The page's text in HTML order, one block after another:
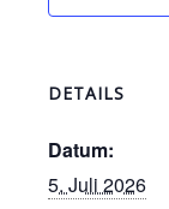
DETAILS
Datum:
5. Juli 2026